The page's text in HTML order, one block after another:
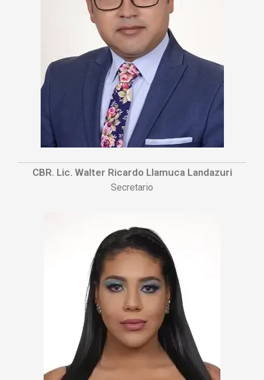
CBR. Lic. Walter Ricardo Llamuca Landazuri
Secretario